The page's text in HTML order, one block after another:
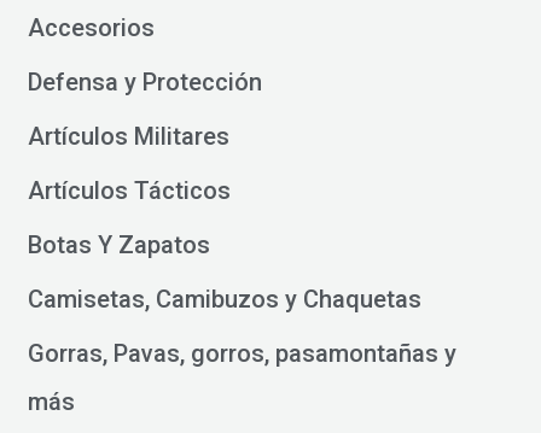
Accesorios
Defensa y Protección
Artículos Militares
Artículos Tácticos
Botas Y Zapatos
Camisetas, Camibuzos y Chaquetas
Gorras, Pavas, gorros, pasamontañas y
más